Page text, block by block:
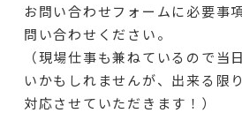
お問い合わせフォームに必要事
問い合わせください。
（現場仕事も兼ねているので当
いかもしれませんが、出来る限
対応させていただきます！）